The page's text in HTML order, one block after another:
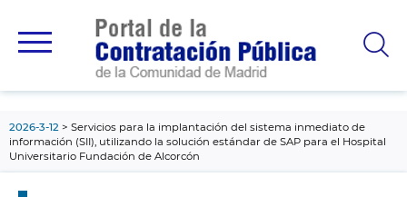
principal
2026-3-12
Servicios para la implantación del sistema inmediato de
información (SII), utilizando la solución estándar de SAP para el Hospital
Universitario Fundación de Alcorcón